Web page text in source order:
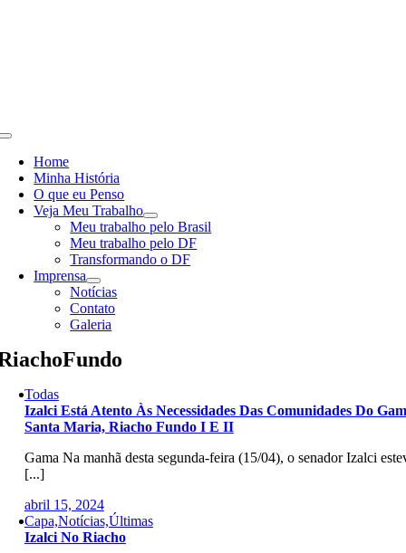
Toggle
NavigationHome
Minha História
O que eu Penso
Veja Meu Trabalho
Meu trabalho pelo Brasil
Meu trabalho pelo DF
Transformando o DF
Imprensa
Notícias
Contato
Galeria
Todas
Izalci Está Atento Às Necessidades Das Comunidades Do
Santa Maria, Riacho Fundo I E II
Gama Na manhã desta segunda-feira (15/04), o senador Izalci
[...]
abril 15, 2024
Capa,Notícias,Últimas
Izalci No Riacho